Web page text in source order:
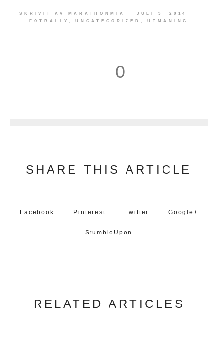
SKRIVIT AV MARATHONMIA
JULI 3, 2014
FOTRALLY
,UNCATEGORIZED ,UTMANING
0
SHARE THIS ARTICLE
Facebook Pinterest Twitter Google+
StumbleUpon
RELATED ARTICLES